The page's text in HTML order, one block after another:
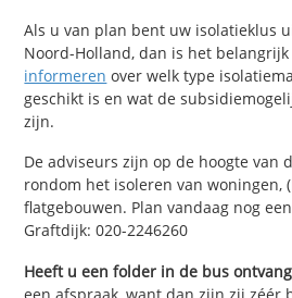
Als u van plan bent uw isolatieklus
Noord-Holland, dan is het
informeren over welk type
geschikt is en wat de
zijn.
De adviseurs zijn op de hoogte van
rondom het isoleren van woningen,
flatgebouwen. Plan vandaag nog
Graftdijk: 020-2246260
Heeft u een folder in de bus